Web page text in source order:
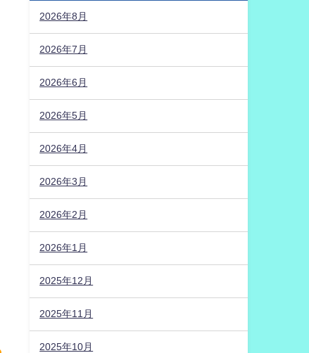
2026年8月
2026年7月
2026年6月
2026年5月
2026年4月
2026年3月
2026年2月
2026年1月
2025年12月
2025年11月
2025年10月